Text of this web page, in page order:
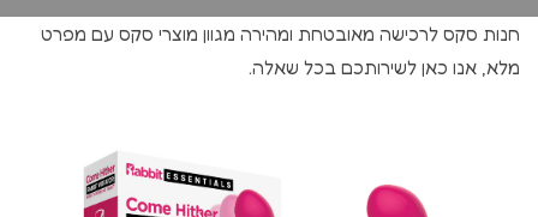
חנות סקס לרכישה מאובטחת ומהירה מגוון מוצרי סקס עם מפרט
מלא, אנו כאן לשירותכם בכל שאלה.